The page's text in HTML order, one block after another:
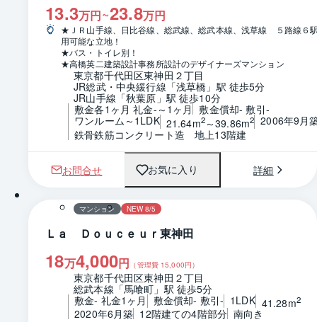
13.3万円~23.8万円
★ＪＲ山手線、日比谷線、総武線、総武本線、浅草線　５路線６
用可能な立地！
★バス・トイレ別！
★高橋英二建築設計事務所設計のデザイナーズマンション
東京都千代田区東神田２丁目
JR総武・中央緩行線「浅草橋」駅 徒歩5分
JR山手線「秋葉原」駅 徒歩10分
敷金各1ヶ月 礼金-～1ヶ月
敷金償却- 敷引-
ワンルーム～1LDK 21.64m2～39.86m2 2006年9月
鉄骨鉄筋コンクリート造　地上13階建
お問合せ お気に入り 詳細
1 / 0 間取り
マンション NEW 8/5
Ｌａ Ｄｏｕｃｅｕｒ東神田
18万4,000円 （管理費 15,000円）
東京都千代田区東神田２丁目
総武本線「馬喰町」駅 徒歩5分
敷金- 礼金1ヶ月
敷金償却- 敷引- 1LDK 41.28m2
2020年6月築 12階建ての4階部分 南向き